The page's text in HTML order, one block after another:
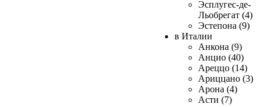
Эсплугес-де-
Льобрегат (4)
Эстепона (9)
в Италии
Анкона (9)
Анцио (40)
Ареццо (14)
Ариццано (3)
Арона (4)
Асти (7)